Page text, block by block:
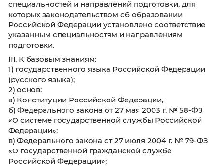
техника», «Компьютерные и
науки», «Информационная безопасность»,
«Электроника, радиотехника и системы
«Математика и механика», «Экономика»,
информатика», «Прикладные математика и
физика», «Физика», «Радиофизика» или иные
специальности и направления подготовки,
содержащиеся в ранее применяемых
специальностей и направлений подготовки,
которых законодательством об образовании
Российской Федерации установлено
указанным специальностям и направлениям
подготовки.